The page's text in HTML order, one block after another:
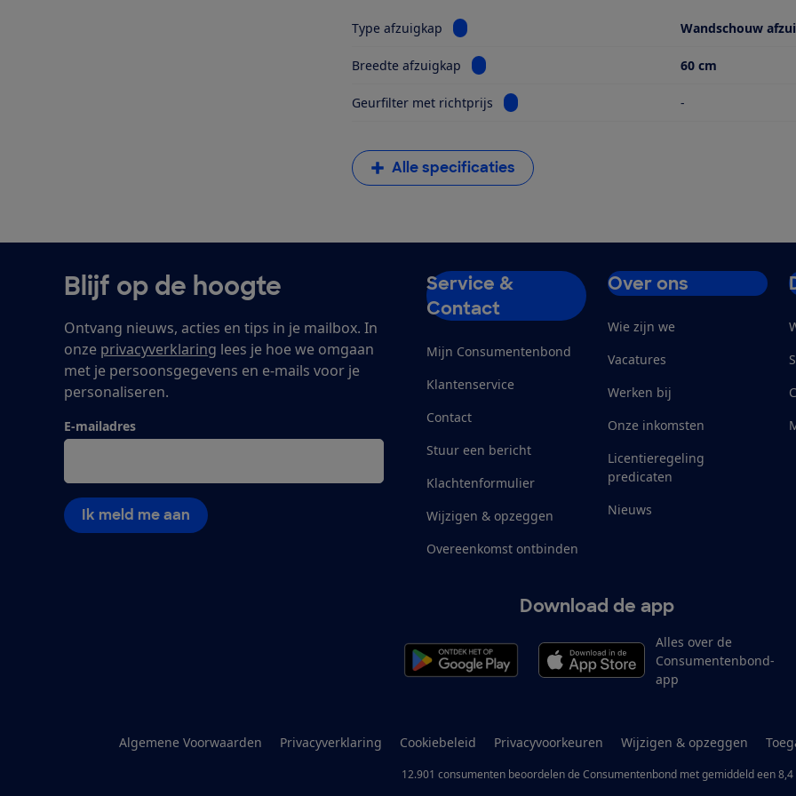
Type afzuigkap Bekijk informatie voor Type afzuigkap Wandschouw
Breedte afzuigkap Bekijk informatie voor Breedte afzuigkap
60 cm
Geurfilter met richtprijs Bekijk informatie voor Geurfilter met richtprijs
-
Alle specificaties
Blijf op de hoogte
Ontvang nieuws, acties en tips in je mailbox. In
onze privacyverklaring lees je hoe we omgaan
met je persoonsgegevens en e-mails voor je
personaliseren.
E-mailadres
Ik meld me aan
Service &
Contact
Mijn Consumentenbond
Klantenservice
Contact
Stuur een bericht
Klachtenformulier
Wijzigen & opzeggen
Overeenkomst ontbinden
Over ons
Wie zijn we
Vacatures
Werken bij
Onze inkomsten
Licentieregeling
predicaten
Nieuws
Download de app
Alles over de
Consumentenbond-
app
Algemene Voorwaarden Privacyverklaring Cookiebeleid Privacyvoorkeuren Wijzigen & opzeggen
12.901 consumenten beoordelen de Consumentenbondmet gemiddeld een 8,4